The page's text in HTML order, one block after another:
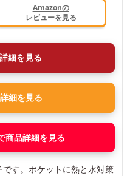
Amazonの
レビューを見る
細を見る
細を見る
商品詳細を見る
す。ポケットに熱と水対策